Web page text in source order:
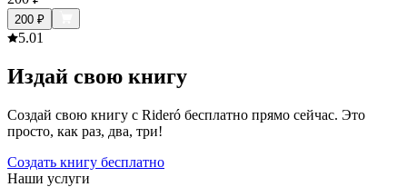
200 ₽
5.01
Издай свою книгу
Создай свою книгу с Rideró бесплатно прямо сейчас. Это
просто, как раз, два, три!
Создать книгу бесплатно
Наши услуги